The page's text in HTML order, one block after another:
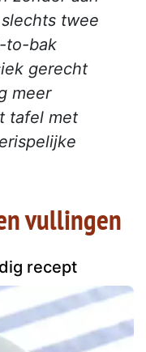
twee
to-bak
gerecht
meer
tafel met
vullingen
recept